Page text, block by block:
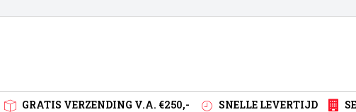
GRATIS VERZENDING V.A. €250,- SNELLE LEVERTIJD